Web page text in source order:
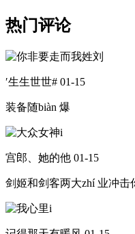
热门评论
′生生世世# 01-15
装备随biàn 爆
宫郎、她的他 01-15
剑姬和剑客两大zhí 业冲击